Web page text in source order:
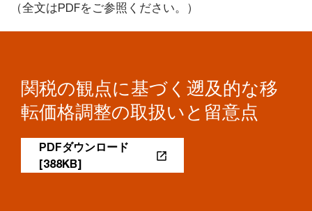
（全文はPDFをご参照ください。）
関税の観点に基づく遡及的な移
転価格調整の取扱いと留意点
PDFダウンロード
[388KB]